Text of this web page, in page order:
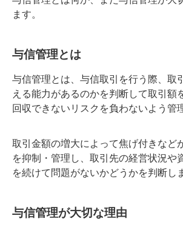
ます。
与信管理とは
与信管理とは、与信取引を行う際、取
える能力があるのかを判断して取引額
回収できないリスクを負わないよう管
取引金額の増大によって焦げ付きなど
を抑制・管理し、取引先の経営状況や
を続けて問題がないかどうかを判断し
与信管理が大切な理由